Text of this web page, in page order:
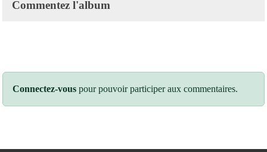
Commentez l'album
Connectez-vous pour pouvoir participer aux commentaires.